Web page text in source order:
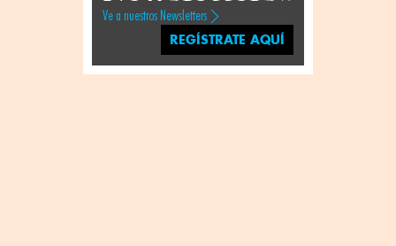
Ve a nuestros Newsletters
REGÍSTRATE AQUÍ